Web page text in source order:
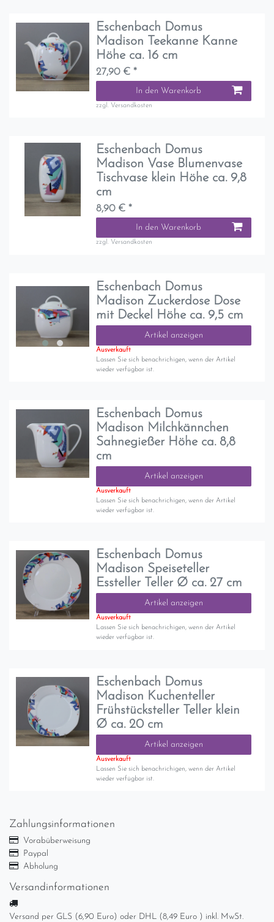
Eschenbach Domus
Madison Teekanne Kanne
Höhe ca. 16 cm
27,90 € *
In den Warenkorb
zzgl. Versandkosten
Eschenbach Domus
Madison Vase Blumenvase
Tischvase klein Höhe ca. 9,8
cm
8,90 € *
In den Warenkorb
zzgl. Versandkosten
Eschenbach Domus
Madison Zuckerdose Dose
mit Deckel Höhe ca. 9,5 cm
Artikel anzeigen
Ausverkauft
Lassen Sie sich benachrichigen, wenn der Artikel
wieder verfügbar ist.
Eschenbach Domus
Madison Milchkännchen
Sahnegießer Höhe ca. 8,8
cm
Artikel anzeigen
Ausverkauft
Lassen Sie sich benachrichigen, wenn der Artikel
wieder verfügbar ist.
Eschenbach Domus
Madison Speiseteller
Essteller Teller Ø ca. 27 cm
Artikel anzeigen
Ausverkauft
Lassen Sie sich benachrichigen, wenn der Artikel
wieder verfügbar ist.
Eschenbach Domus
Madison Kuchenteller
Frühstücksteller Teller klein
Ø ca. 20 cm
Artikel anzeigen
Ausverkauft
Lassen Sie sich benachrichigen, wenn der Artikel
wieder verfügbar ist.
Zahlungsinformationen
Vorabüberweisung
Paypal
Abholung
Versandinformationen
Versand per GLS (6,90 Euro) oder DHL (8,49 Euro ) inkl. MwSt.